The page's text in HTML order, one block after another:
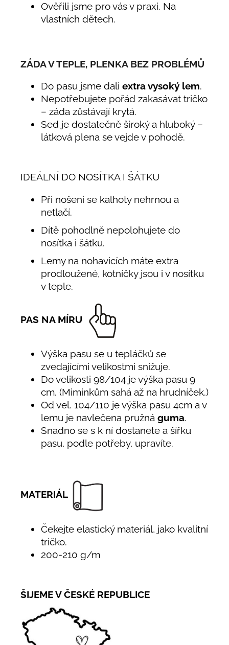
Ověřili jsme pro vás v praxi. Na
vlastních dětech.
ZÁDA V TEPLE, PLENKA BEZ PROBLÉMŮ
Do pasu jsme dali extra vysoký lem.
Nepotřebujete pořád zakasávat tričko
– záda zůstávají krytá.
Sed je dostatečně široký a hluboký –
látková plena se vejde v pohodě.
IDEÁLNÍ DO NOSÍTKA I ŠÁTKU
Při nošení se kalhoty nehrnou a
netlačí.
Dítě pohodlně nepolohujete do
nosítka i šátku.
Lemy na nohavicích máte extra
prodloužené, kotníčky jsou i v nosítku
v teple.
PAS NA MÍRU
Výška pasu se u tepláčků se
zvedajícími velikostmi snižuje.
Do velikosti 98/104 je výška pasu 9
cm. (Miminkům sahá až na hrudníček.)
Od vel. 104/110 je výška pasu 4cm a v
lemu je navlečena pružná guma.
Snadno se s k ní dostanete a šířku
pasu, podle potřeby, upravíte.
MATERIÁL
Čekejte elastický materiál, jako kvalitní
tričko.
200-210 g/m
ŠIJEME V ČESKÉ REPUBLICE